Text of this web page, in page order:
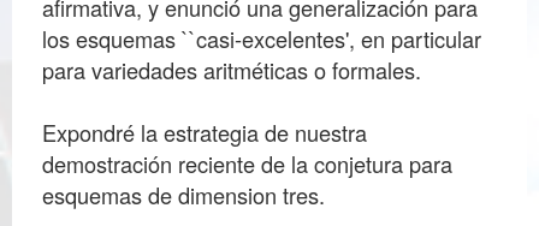
afirmativa, y enunció una generalización para
los esquemas ``casi-excelentes', en particular
para variedades aritméticas o formales.
Expondré la estrategia de nuestra
demostración reciente de la conjetura para
esquemas de dimension tres.